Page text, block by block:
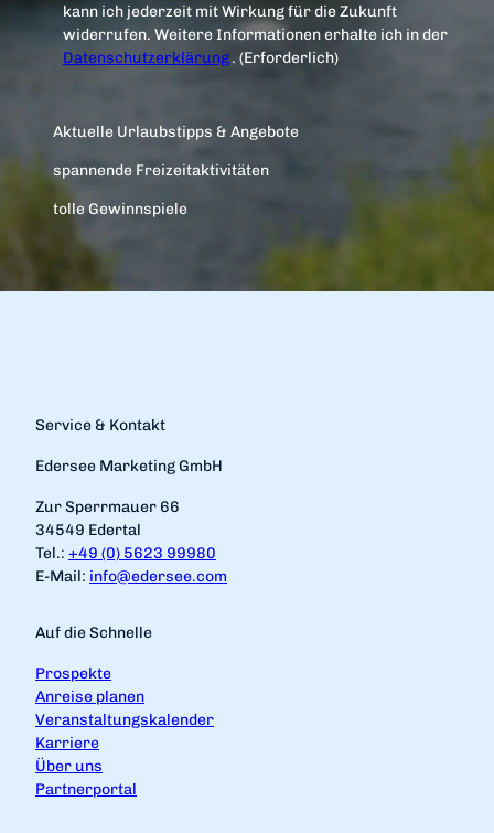
kann ich jederzeit mit Wirkung für die Zukunft
widerrufen. Weitere Informationen erhalte ich in der
Datenschutzerklärung.(Erforderlich)
Aktuelle Urlaubstipps & Angebote
spannende Freizeitaktivitäten
tolle Gewinnspiele
Service & Kontakt
Edersee Marketing GmbH
Zur Sperrmauer 66
34549 Edertal
Tel.: +49 (0) 5623 99980
E-Mail: info@edersee.com
Auf die Schnelle
Prospekte
Anreise planen
Veranstaltungskalender
Karriere
Über uns
Partnerportal